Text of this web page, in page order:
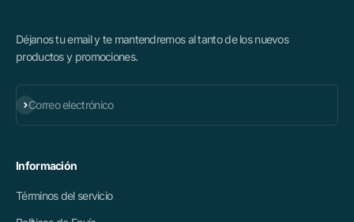
Déjanos tu email y te mantendremos al tanto de los nuevos
productos y promociones.
Correo electrónico
Suscribirse
Información
Términos del servicio